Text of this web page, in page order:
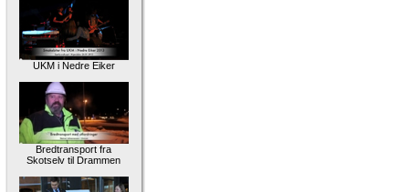
UKM i Nedre Eiker
Bredtransport fra
Skotselv til Drammen